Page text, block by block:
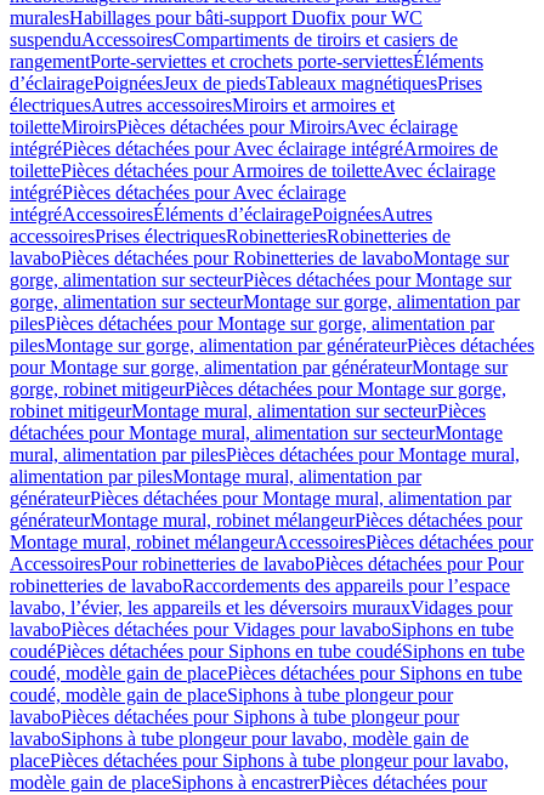
muralesHabillages pour bâti-support Duofix pour WC
suspenduAccessoiresCompartiments de tiroirs et casiers de
rangementPorte-serviettes et crochets porte-serviettesÉléments
d’éclairagePoignéesJeux de piedsTableaux magnétiquesPrises
électriquesAutres accessoiresMiroirs et armoires et
toiletteMiroirsPièces détachées pour MiroirsAvec éclairage
intégréPièces détachées pour Avec éclairage intégréArmoires de
toilettePièces détachées pour Armoires de toiletteAvec éclairage
intégréPièces détachées pour Avec éclairage
intégréAccessoiresÉléments d’éclairagePoignéesAutres
accessoiresPrises électriquesRobinetteriesRobinetteries de
lavaboPièces détachées pour Robinetteries de lavaboMontage sur
gorge, alimentation sur secteurPièces détachées pour Montage sur
gorge, alimentation sur secteurMontage sur gorge, alimentation par
pilesPièces détachées pour Montage sur gorge, alimentation par
pilesMontage sur gorge, alimentation par générateurPièces détachées
pour Montage sur gorge, alimentation par générateurMontage sur
gorge, robinet mitigeurPièces détachées pour Montage sur gorge,
robinet mitigeurMontage mural, alimentation sur secteurPièces
détachées pour Montage mural, alimentation sur secteurMontage
mural, alimentation par pilesPièces détachées pour Montage mural,
alimentation par pilesMontage mural, alimentation par
générateurPièces détachées pour Montage mural, alimentation par
générateurMontage mural, robinet mélangeurPièces détachées pour
Montage mural, robinet mélangeurAccessoiresPièces détachées pour
AccessoiresPour robinetteries de lavaboPièces détachées pour Pour
robinetteries de lavaboRaccordements des appareils pour l’espace
lavabo, l’évier, les appareils et les déversoirs murauxVidages pour
lavaboPièces détachées pour Vidages pour lavaboSiphons en tube
coudéPièces détachées pour Siphons en tube coudéSiphons en tube
coudé, modèle gain de placePièces détachées pour Siphons en tube
coudé, modèle gain de placeSiphons à tube plongeur pour
lavaboPièces détachées pour Siphons à tube plongeur pour
lavaboSiphons à tube plongeur pour lavabo, modèle gain de
placePièces détachées pour Siphons à tube plongeur pour lavabo,
modèle gain de placeSiphons à encastrerPièces détachées pour